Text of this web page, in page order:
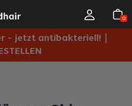
0
- jetzt antibakteriell!｜